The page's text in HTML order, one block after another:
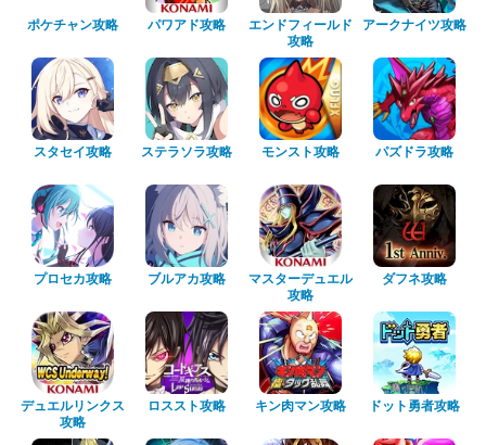
ポケチャン攻略 パワアド攻略
エンドフィールド
攻略
アークナイツ攻略
スタセイ攻略 ステラソラ攻略 モンスト攻略 パズドラ攻略
プロセカ攻略 ブルアカ攻略
マスターデュエル
攻略
ダフネ攻略
デュエルリンクス
攻略
ロススト攻略 キン肉マン攻略 ドット勇者攻略